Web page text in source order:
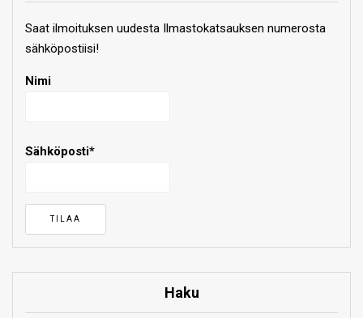
Saat ilmoituksen uudesta Ilmastokatsauksen numerosta
sähköpostiisi!
Nimi
Sähköposti*
Haku